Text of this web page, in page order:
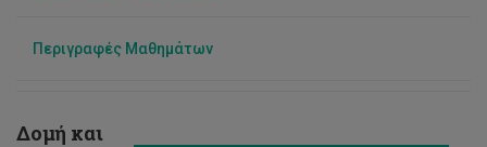
Περιγραφές Μαθημάτων
Δομή και